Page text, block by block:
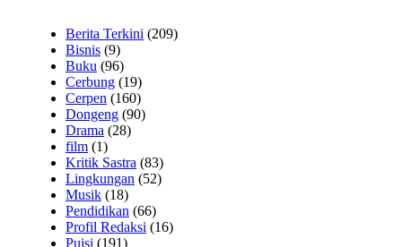
Berita Terkini (209)
Bisnis (9)
Buku (96)
Cerbung (19)
Cerpen (160)
Dongeng (90)
Drama (28)
film (1)
Kritik Sastra (83)
Lingkungan (52)
Musik (18)
Pendidikan (66)
Profil Redaksi (16)
Puisi (191)